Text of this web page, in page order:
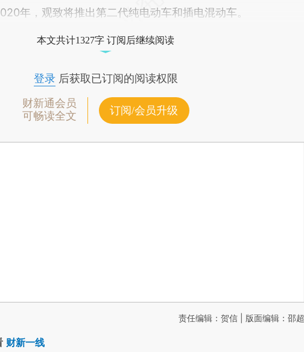
年，观致将推出第二代纯电动车和插电混动车。
本文共计1327字 订阅后继续阅读
登录后获取已订阅的阅读权限
财新通会员
可畅读全文
订阅/会员升级
责任编辑：贺信 | 版面编辑：邵超
财新一线